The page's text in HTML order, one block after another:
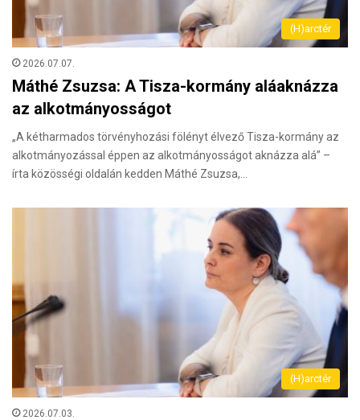
(H)arctér
2026.07.07.
Máthé Zsuzsa: A Tisza-kormány aláaknázza
az alkotmányosságot
„A kétharmados törvényhozási fölényt élvező Tisza-kormány az
alkotmányozással éppen az alkotmányosságot aknázza alá” –
írta közösségi oldalán kedden Máthé Zsuzsa,…
(H)arctér
2026.07.03.